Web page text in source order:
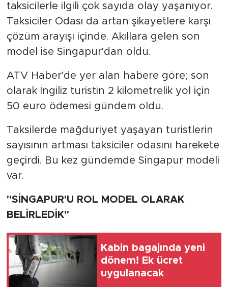
taksicilerle ilgili çok sayıda olay yaşanıyor.
Taksiciler Odası da artan şikayetlere karşı
çözüm arayışı içinde. Akıllara gelen son
model ise Singapur'dan oldu.
ATV Haber'de yer alan habere göre; son
olarak İngiliz turistin 2 kilometrelik yol için
50 euro ödemesi gündem oldu.
Taksilerde mağduriyet yaşayan turistlerin
sayısının artması taksiciler odasını harekete
geçirdi. Bu kez gündemde Singapur modeli
var.
"SİNGAPUR'U ROL MODEL OLARAK
BELİRLEDİK"
Kabin bagajında yeni
dönem! Ek ücret
uygulanacak